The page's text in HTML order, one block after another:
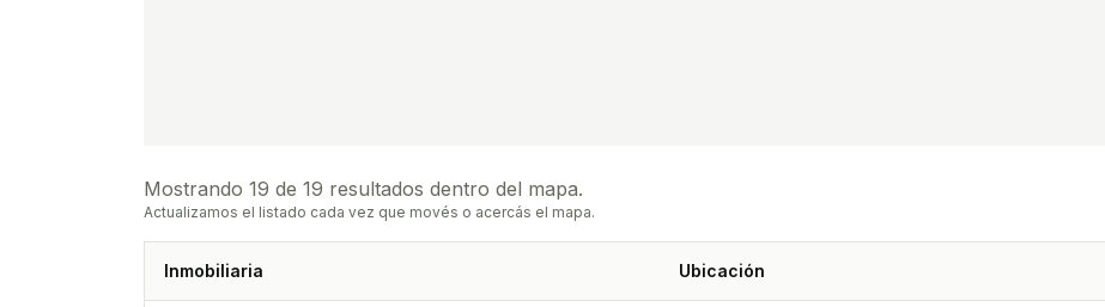
Mostrando 19 de 19 resultados dentro del mapa.
Actualizamos el listado cada vez que movés o acercás el mapa.
Inmobiliaria Ubicación